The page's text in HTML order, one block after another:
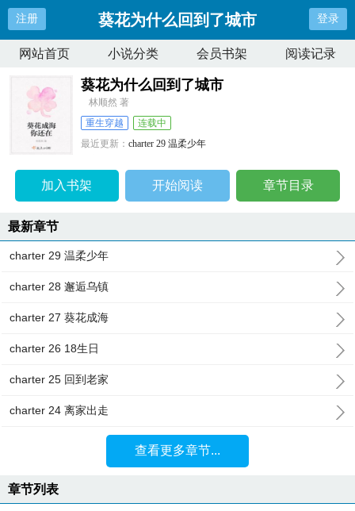
注册 葵花为什么回到了城市 登录
网站首页 小说分类 会员书架 阅读记录
葵花为什么回到了城市
林顺然 著
重生穿越
连载中
最近更新：charter 29 温柔少年
加入书架 开始阅读 章节目录
最新章节
charter 29 温柔少年
charter 28 邂逅乌镇
charter 27 葵花成海
charter 26 18生日
charter 25 回到老家
charter 24 离家出走
查看更多章节...
章节列表